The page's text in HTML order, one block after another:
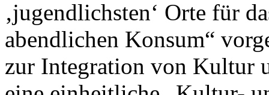
‚jugendlichsten‘ Orte für
abendlichen Konsum“
zur Integration von Kultur